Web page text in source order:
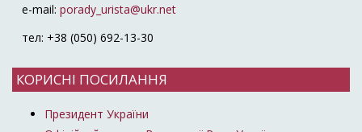
e-mail: porady_urista@ukr.net
тел: +38 (050) 692-13-30
КОРИСНІ ПОСИЛАННЯ
Президент України